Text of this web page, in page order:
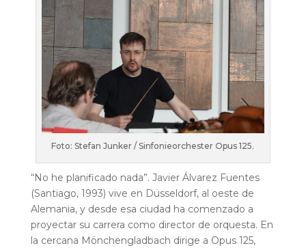
Foto: Stefan Junker / Sinfonieorchester Opus 125.
“No he planificado nada”. Javier Álvarez Fuentes
(Santiago, 1993) vive en Düsseldorf, al oeste de
Alemania, y desde esa ciudad ha comenzado a
proyectar su carrera como director de orquesta. En
la cercana ​​Mönchengladbach dirige a Opus 125,